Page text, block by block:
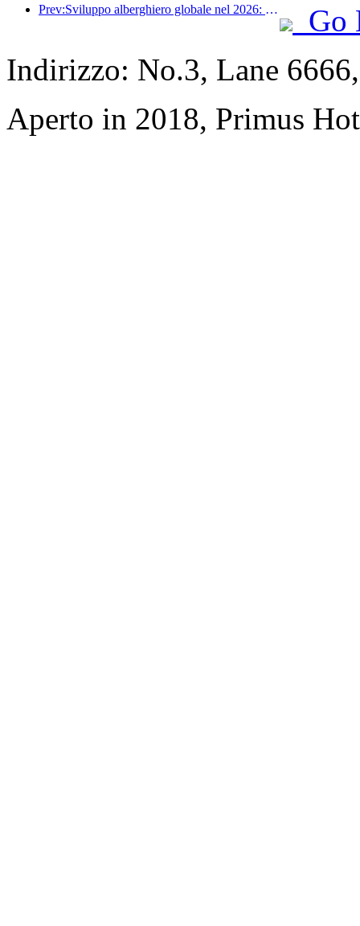
Prev:Sviluppo alberghiero globale nel 2026: Shanghai al primo posto per l'aggiunta di nuove camere
Go
Indirizzo: No.3, Lane
Aperto in 2018, Primus